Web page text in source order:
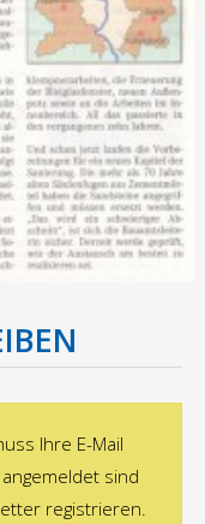
Ihre E-Mail
sind
registrieren.